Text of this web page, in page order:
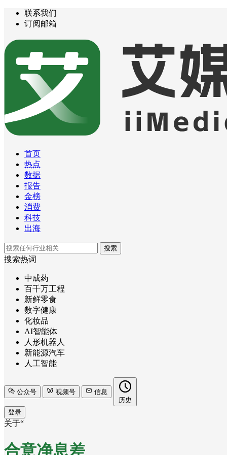
联系我们
订阅邮箱
首页
热点
数据
报告
金榜
消费
科技
出海
搜索
搜索热词
中成药
百千万工程
新鲜零食
数字健康
化妆品
AI智能体
人形机器人
新能源汽车
人工智能
公众号 视频号
信息
历史
登录
关于“
合意净息差